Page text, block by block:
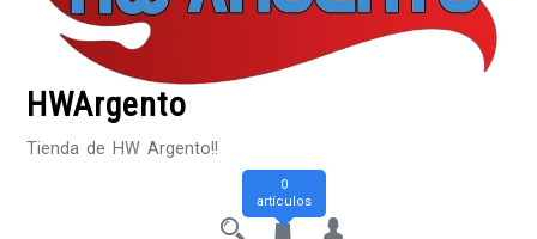
HWArgento
Tienda de HW Argento!!
0
artículos